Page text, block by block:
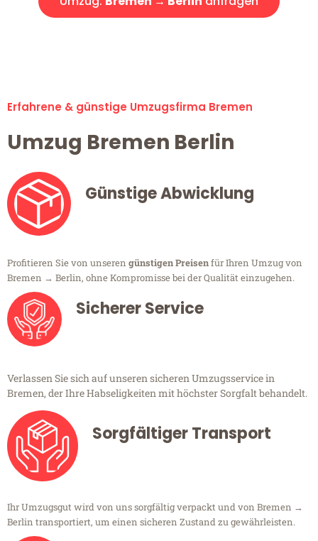
Erfahrene & günstige Umzugsfirma Bremen
Umzug Bremen Berlin
Günstige Abwicklung
Profitieren Sie von unseren günstigen Preisenfür Ihren Umzug von
Bremen → Berlin, ohne Kompromisse bei der Qualität einzugehen.
Sicherer Service
Verlassen Sie sich auf unseren sicheren Umzugsservice in
Bremen, der Ihre Habseligkeiten mit höchster Sorgfalt behandelt.
Sorgfältiger Transport
Ihr Umzugsgut wird von uns sorgfältig verpackt und von Bremen →
Berlin transportiert, um einen sicheren Zustand zu gewährleisten.